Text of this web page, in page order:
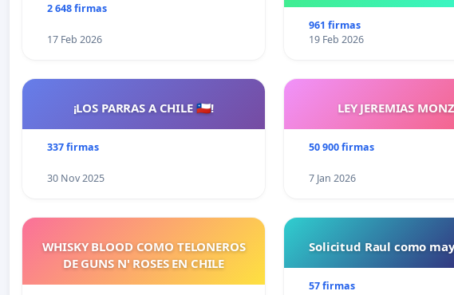
2 648 firmas
17 Feb 2026
961 firmas
19 Feb 2026
¡LOS PARRAS A CHILE 🇨🇱!
337 firmas
30 Nov 2025
LEY JEREMIAS
50 900 firmas
7 Jan 2026
WHISKY BLOOD COMO TELONEROS
DE GUNS N' ROSES EN CHILE
Solicitud Raul como
57 firmas